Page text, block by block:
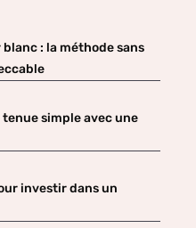
: la méthode sans
simple avec une
investir dans un